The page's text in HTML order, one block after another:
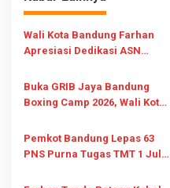
i
p
s
Wali Kota Bandung Farhan
Apresiasi Dedikasi ASN
Buka GRIB Jaya Bandung
Boxing Camp 2026, Wali Kota
di Dalam Diri
Pemkot Bandung Lepas 63
PNS Purna Tugas TMT 1 Juli